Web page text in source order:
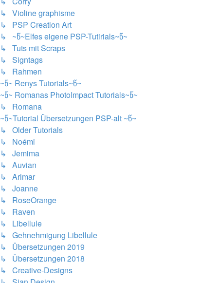
↳ Violine graphisme
↳ PSP Creation Art
↳ ~წ~Elfes eigene PSP-Tutirials~წ~
↳ Tuts mit Scraps
↳ Signtags
↳ Rahmen
~წ~ Renys Tutorials~წ~
~წ~ Romanas PhotoImpact Tutorials~წ~
↳ Romana
~წ~Tutorial Übersetzungen PSP-alt ~წ~
↳ Older Tutorials
↳ Noémi
↳ Jemima
↳ Auvian
↳ Arimar
↳ Joanne
↳ RoseOrange
↳ Raven
↳ Libellule
↳ Gehnehmigung Libellule
↳ Übersetzungen 2019
↳ Übersetzungen 2018
↳ Creative-Designs